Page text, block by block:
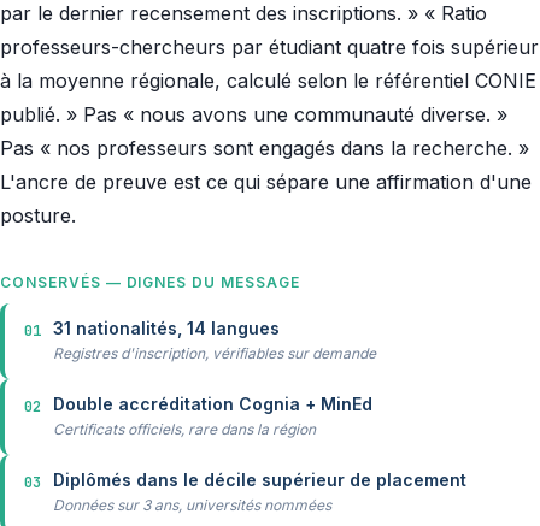
par le dernier recensement des inscriptions. » « Ratio
professeurs-chercheurs par étudiant quatre fois supérieur
à la moyenne régionale, calculé selon le référentiel CONIE
publié. » Pas « nous avons une communauté diverse. »
Pas « nos professeurs sont engagés dans la recherche. »
L'ancre de preuve est ce qui sépare une affirmation d'une
posture.
CONSERVÉS — DIGNES DU MESSAGE
01 31 nationalités, 14 langues
Registres d'inscription, vérifiables sur demande
02 Double accréditation Cognia + MinEd
Certificats officiels, rare dans la région
03 Diplômés dans le décile supérieur de placement
Données sur 3 ans, universités nommées